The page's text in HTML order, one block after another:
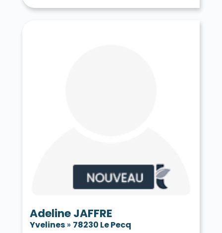
Tessancourt-sur-Aubette 78250
Villepreux 78450
Villette 78930
Villiers-le-Mahieu 78770
Villiers-Saint-Frédéric 78640
Voisins-le-Bretonneux 78960
Adeline JAFFRE
Yvelines» 78230 Le Pecq